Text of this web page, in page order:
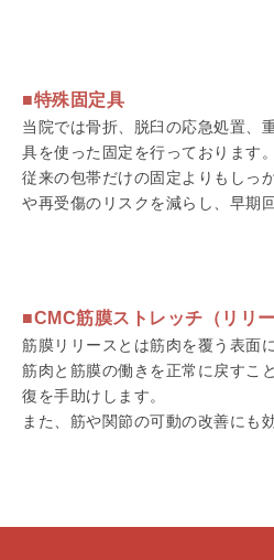
■特殊固定具
当院では骨折、脱臼の応急処置、
具を使った固定を行っております。
従来の包帯だけの固定よりもしっ
や再受傷のリスクを減らし、早期
■CMC筋膜ストレッチ（リリー
筋膜リリースとは筋肉を覆う表面
筋肉と筋膜の働きを正常に戻すこ
復を手助けします。
また、筋や関節の可動の改善にも